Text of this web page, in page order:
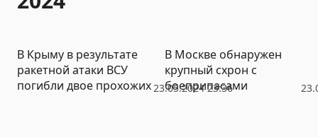
23.05.2024 23:36
В Крыму в результате
ракетной атаки ВСУ
погибли двое прохожих
В Москве обнаружен
крупный схрон с
боеприпасами